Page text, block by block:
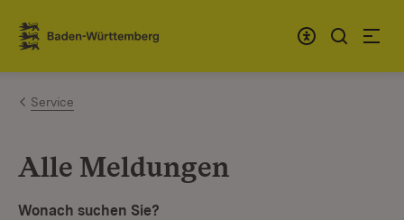
Zum Inhalt springen
Link zur Startseite
Service
Alle Meldungen
Wonach suchen Sie?